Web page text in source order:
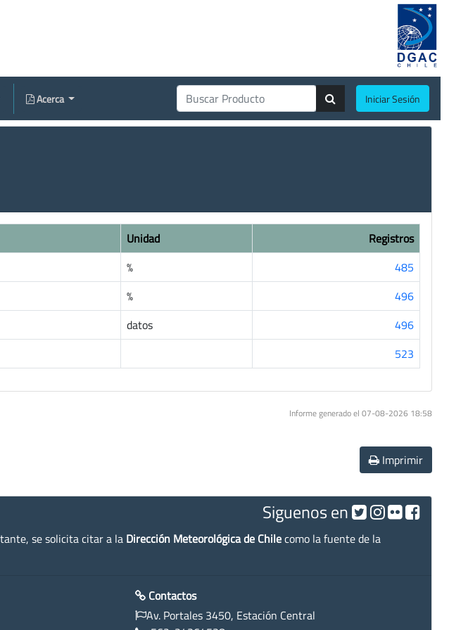
Acerca Iniciar Sesión
Unidad
Registros
%
485
%
496
datos
496
523
Informe generado el 07-08-2026 18:58
Imprimir
Siguenos en
se solicita citar a la Dirección Meteorológica de Chilecomo la fuente de la
Contactos
Av. Portales 3450, Estación Central